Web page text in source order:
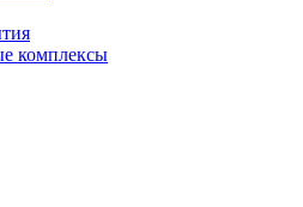
комплексы